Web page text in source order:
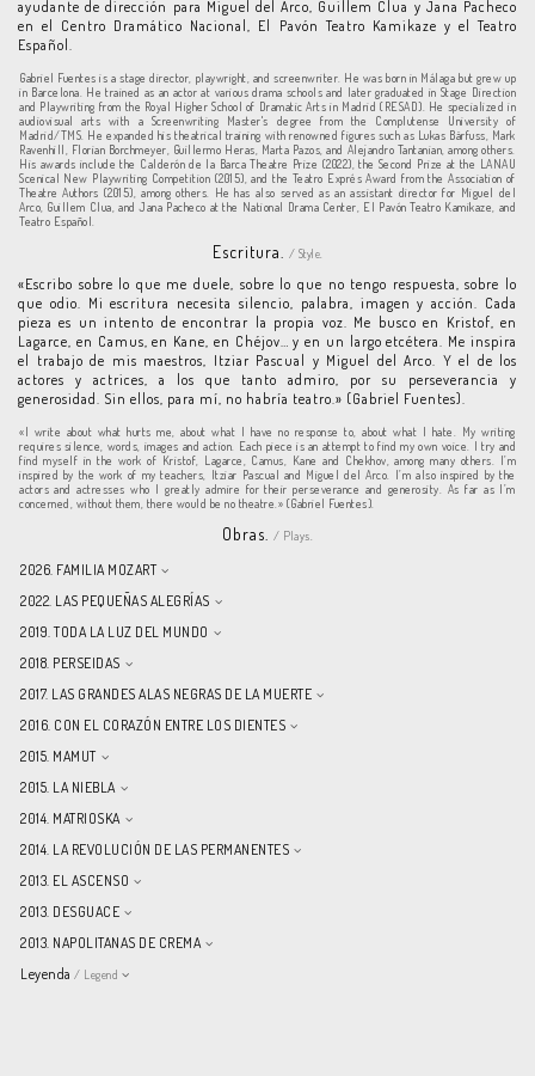
ayudante de dirección para Miguel del Arco, Guillem Clua y Jana Pacheco
en el Centro Dramático Nacional, El Pavón Teatro Kamikaze y el Teatro
Español.
Gabriel Fuentes is a stage director, playwright, and screenwriter. He was born in Málaga but grew up
in Barcelona. He trained as an actor at various drama schools and later graduated in Stage Direction
and Playwriting from the Royal Higher School of Dramatic Arts in Madrid (RESAD). He specialized in
audiovisual arts with a Screenwriting Master's degree from the Complutense University of
Madrid/TMS. He expanded his theatrical training with renowned figures such as Lukas Bärfuss, Mark
Ravenhill, Florian Borchmeyer, Guillermo Heras, Marta Pazos, and Alejandro Tantanian, among others.
His awards include the Calderón de la Barca Theatre Prize (2022), the Second Prize at the LANAU
Scenical New Playwriting Competition (2015), and the Teatro Exprés Award from the Association of
Theatre Authors (2015), among others. He has also served as an assistant director for Miguel del
Arco, Guillem Clua, and Jana Pacheco at the National Drama Center, El Pavón Teatro Kamikaze, and
Teatro Español.
Escritura. / Style.
«Escribo sobre lo que me duele, sobre lo que no tengo respuesta, sobre lo
que odio. Mi escritura necesita silencio, palabra, imagen y acción. Cada
pieza es un intento de encontrar la propia voz. Me busco en Kristof, en
Lagarce, en Camus, en Kane, en Chéjov… y en un largo etcétera. Me inspira
el trabajo de mis maestros, Itziar Pascual y Miguel del Arco. Y el de los
actores y actrices, a los que tanto admiro, por su perseverancia y
generosidad. Sin ellos, para mí, no habría teatro.» (Gabriel Fuentes).
«I write about what hurts me, about what I have no response to, about what I hate. My writing
requires silence, words, images and action. Each piece is an attempt to find my own voice. I try and
find myself in the work of Kristof, Lagarce, Camus, Kane and Chekhov, among many others. I’m
inspired by the work of my teachers, Itziar Pascual and Miguel del Arco. I’m also inspired by the
actors and actresses who I greatly admire for their perseverance and generosity. As far as I’m
concerned, without them, there would be no theatre.» (Gabriel Fuentes).
Obras. / Plays.
2026. FAMILIA MOZART
2022. LAS PEQUEÑAS ALEGRÍAS
2019. TODA LA LUZ DEL MUNDO
2018. PERSEIDAS
2017. LAS GRANDES ALAS NEGRAS DE LA MUERTE
2016. CON EL CORAZÓN ENTRE LOS DIENTES
2015. MAMUT
2015. LA NIEBLA
2014. MATRIOSKA
2014. LA REVOLUCIÓN DE LAS PERMANENTES
2013. EL ASCENSO
2013. DESGUACE
2013. NAPOLITANAS DE CREMA
Leyenda / Legend